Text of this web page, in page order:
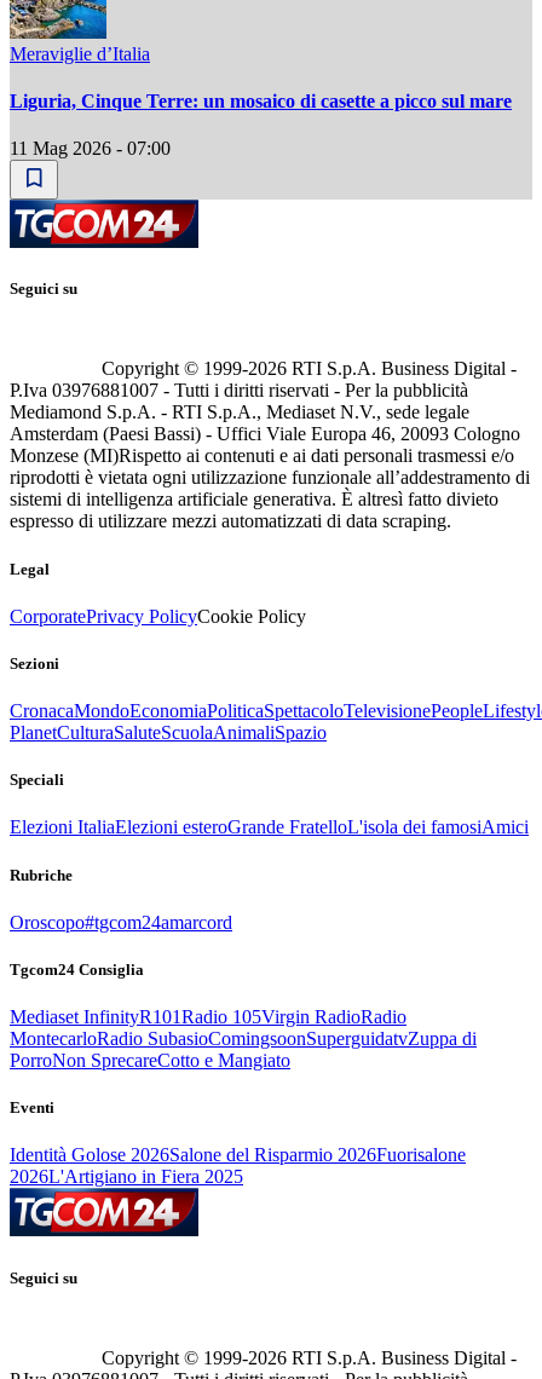
Meraviglie d’Italia
Liguria, Cinque Terre: un mosaico di casette a picco sul mare
11 Mag 2026 - 07:00
Seguici su
Copyright © 1999-2026 RTI S.p.A. Business Digital -
P.Iva 03976881007 - Tutti i diritti riservati - Per la pubblicità
Mediamond S.p.A. - RTI S.p.A., Mediaset N.V., sede legale
Amsterdam (Paesi Bassi) - Uffici Viale Europa 46, 20093 Cologno
Monzese (MI)Rispetto ai contenuti e ai dati personali trasmessi e/o
riprodotti è vietata ogni utilizzazione funzionale all’addestramento di
sistemi di intelligenza artificiale generativa. È altresì fatto divieto
espresso di utilizzare mezzi automatizzati di data scraping.
Legal
CorporatePrivacy PolicyCookie Policy
Sezioni
CronacaMondoEconomiaPoliticaSpettacoloTelevisionePeople
PlanetCulturaSaluteScuolaAnimaliSpazio
Speciali
Elezioni ItaliaElezioni esteroGrande FratelloL'isola dei famosiAmici
Rubriche
Oroscopo#tgcom24amarcord
Tgcom24 Consiglia
Mediaset InfinityR101Radio 105Virgin RadioRadio
MontecarloRadio SubasioComingsoonSuperguidatvZuppa di
PorroNon SprecareCotto e Mangiato
Eventi
Identità Golose 2026Salone del Risparmio 2026Fuorisalone
2026L'Artigiano in Fiera 2025
Seguici su
Copyright © 1999-2026 RTI S.p.A. Business Digital -